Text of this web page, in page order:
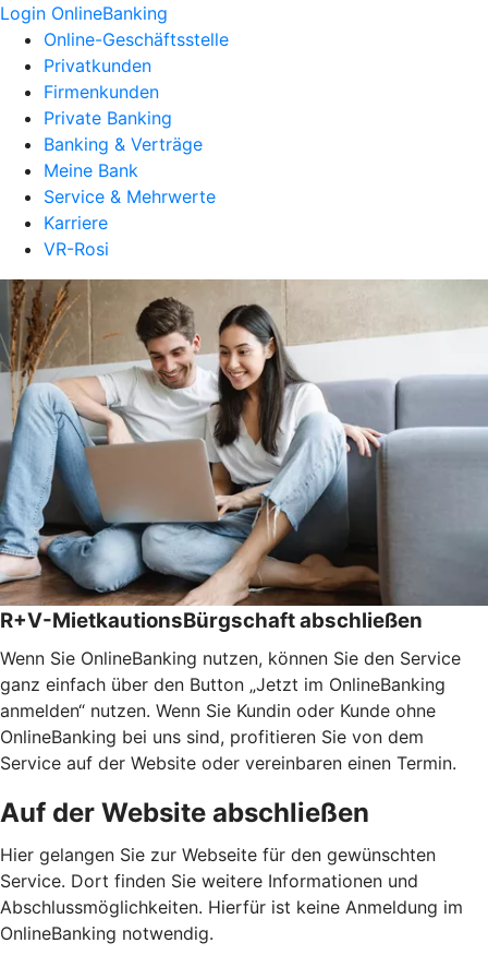
Login OnlineBanking
Online-Geschäftsstelle
Privatkunden
Firmenkunden
Private Banking
Banking & Verträge
Meine Bank
Service & Mehrwerte
Karriere
VR-Rosi
R+V-MietkautionsBürgschaft abschließen
Wenn Sie OnlineBanking nutzen, können Sie den Service
ganz einfach über den Button „Jetzt im OnlineBanking
anmelden“ nutzen. Wenn Sie Kundin oder Kunde ohne
OnlineBanking bei uns sind, profitieren Sie von dem
Service auf der Website oder vereinbaren einen Termin.
Auf der Website abschließen
Hier gelangen Sie zur Webseite für den gewünschten
Service. Dort finden Sie weitere Informationen und
Abschlussmöglichkeiten. Hierfür ist keine Anmeldung im
OnlineBanking notwendig.